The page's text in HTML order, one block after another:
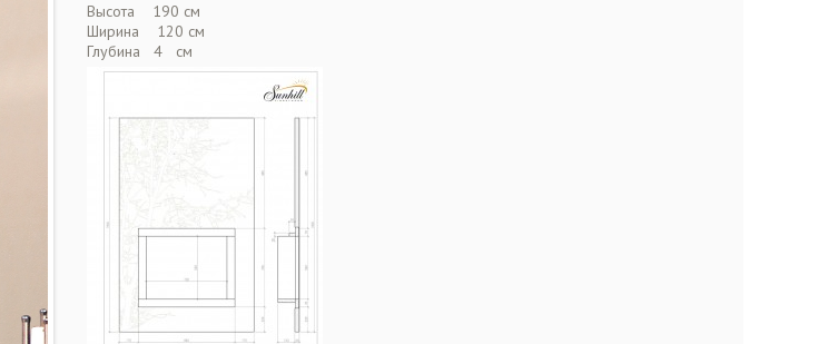
Высота 190 см
Ширина 120 см
Глубина 4 см